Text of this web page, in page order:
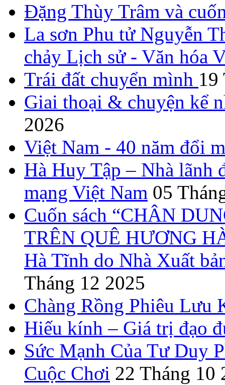
Đặng Thùy Trâm và
La sơn Phu tử Nguyễn
chảy Lịch sử - Văn hóa
Trái đất chuyển mình 19
Giai thoại & chuyện kể
2026
Việt Nam - 40 năm đổi
Hà Huy Tập – Nhà lãnh
mạng Việt Nam 05
Cuốn sách “CHÂN
TRÊN QUÊ HƯƠNG
Hà Tĩnh do Nhà Xuất
Tháng 12 2025
Chàng Rồng Phiêu Lưu
Hiếu kính – Giá trị đạo
Sức Mạnh Của Tư Duy
Cuộc Chơi 22 Tháng 10